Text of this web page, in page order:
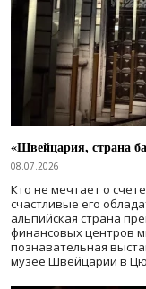
«Швейцария, страна
08.07.2026
Кто не мечтает о
счастливые его
альпийская страна
финансовых центров
познавательная
музее Швейцарии в